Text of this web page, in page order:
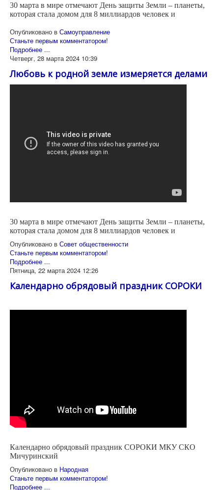
30 марта в мире отмечают День защиты Земли – планеты,
которая стала домом для 8 миллиардов человек и
Опубликовано в Самоуправление
Станьте первым комментатором!
Подробнее ...
Четверг, 28 марта 2024 10:39
Любовь к родной земле измеряется делами
30 марта в мире отмечают День защиты Земли – планеты,
которая стала домом для 8 миллиардов человек и
Опубликовано в Совет общественности
Станьте первым комментатором!
Подробнее ...
Пятница, 22 марта 2024 12:26
Календарно обрядовый праздник СОРОКИ
Календарно обрядовый праздник СОРОКИ МКУ СКО
Мичуринский
Опубликовано в Народная
Станьте первым комментатором!
Подробнее ...